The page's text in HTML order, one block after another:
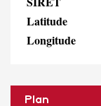
Latitude
Longitude
Plan